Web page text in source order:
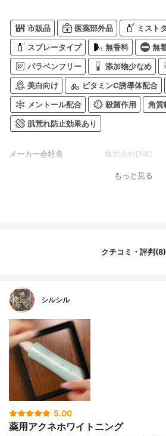
市販品 医薬部外品 ミスト
スプレータイプ 無香料 無
パラベンフリー 添加物少なめ
美白向け ビタミンC誘導体配合
メントール配合 殺菌作用 角質
肌荒れ防止効果あり
メーカー会社名 株式会社DHC
もっと見る
クチコミ・評判(8)
シルシル
5.00
薬用アクネホワイトニング